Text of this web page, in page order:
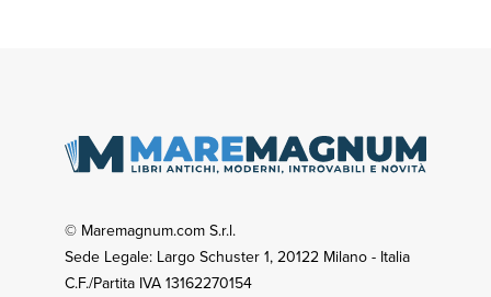
© Maremagnum.com S.r.l.
Sede Legale: Largo Schuster 1, 20122 Milano - Italia
C.F./Partita IVA 13162270154